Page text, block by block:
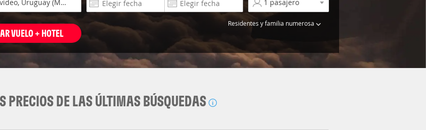
Residentes y familia numerosa
VUELO + HOTEL
PRECIOS DE LAS ÚLTIMAS BÚSQUEDAS